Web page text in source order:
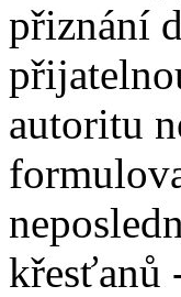
přiznání
autoritu
křesťanů